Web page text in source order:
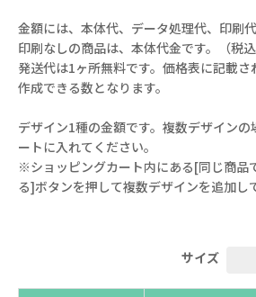
金額には、本体代、データ処理代、印刷代
印刷なしの商品は、本体代金です。（税込
発送代は1ヶ所無料です。価格表に記載
作成できる数となります。
デザイン1種の金額です。複数デザイン
ートに入れてください。
※ショッピングカート内にある[同じ商品
る]ボタンを押して複数デザインを追加し
サイズ